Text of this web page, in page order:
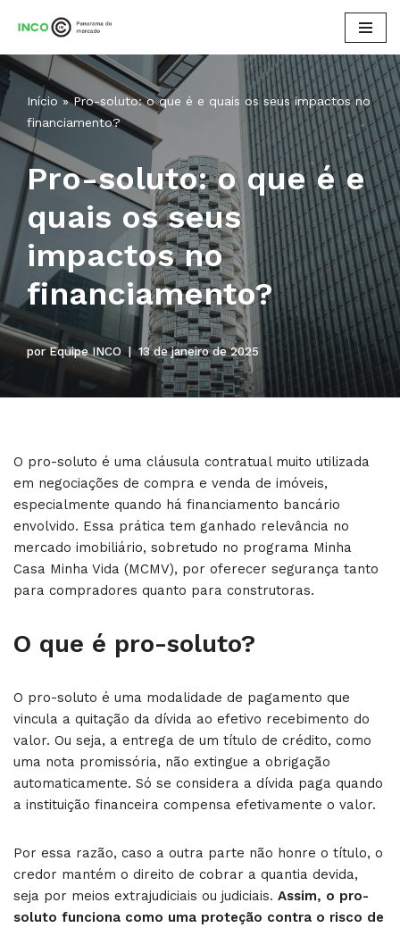
para
conteúdo
Início»Pro-soluto: o que é e quais os seus impactos no
financiamento?
Pro-soluto: o que é e
quais os seus
impactos no
financiamento?
porEquipe INCO 13 de janeiro de 2025
O pro-soluto é uma cláusula contratual muito utilizada
em negociações de compra e venda de imóveis,
especialmente quando há financiamento bancário
envolvido. Essa prática tem ganhado relevância no
mercado imobiliário, sobretudo no programa Minha
Casa Minha Vida (MCMV), por oferecer segurança tanto
para compradores quanto para construtoras.
O que é pro-soluto?
O pro-soluto é uma modalidade de pagamento que
vincula a quitação da dívida ao efetivo recebimento do
valor. Ou seja, a entrega de um título de crédito, como
uma nota promissória, não extingue a obrigação
automaticamente. Só se considera a dívida paga quando
a instituição financeira compensa efetivamente o valor.
Por essa razão, caso a outra parte não honre o título, o
credor mantém o direito de cobrar a quantia devida,
seja por meios extrajudiciais ou judiciais. Assim, o pro-
soluto funciona como uma proteção contra o risco de